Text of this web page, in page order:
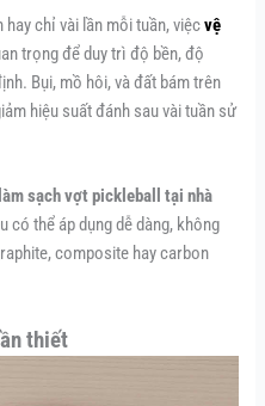
hay chỉ vài lần mỗi tuần, việcvệ
trọng để duy trì độ bền, độ
Bụi, mồ hôi, và đất bám trên
hiệu suất đánh sau vài tuần sử
làm sạch vợt pickleball tại nhà
có thể áp dụng dễ dàng, không
composite hay carbon
thiết